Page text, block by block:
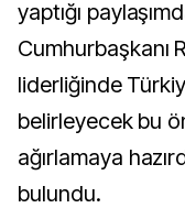
yaptığı
Cumhurbaşkanı
liderliğinde
belirleyecek bu
ağırlamaya
bulundu.